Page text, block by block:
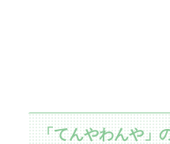
「てんやわんや」